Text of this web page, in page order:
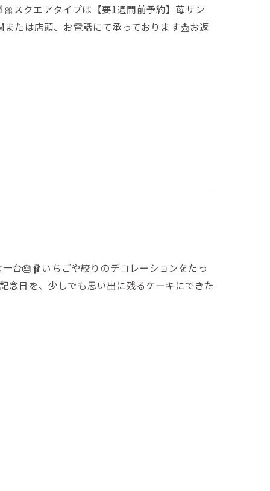
スクエアタイプは【要1週間前予約】苺サン
たは店頭、お電話にて承っております📩お返
台🎂🩰いちごや絞りのデコレーションをたっ
念日を、少しでも思い出に残るケーキにできた